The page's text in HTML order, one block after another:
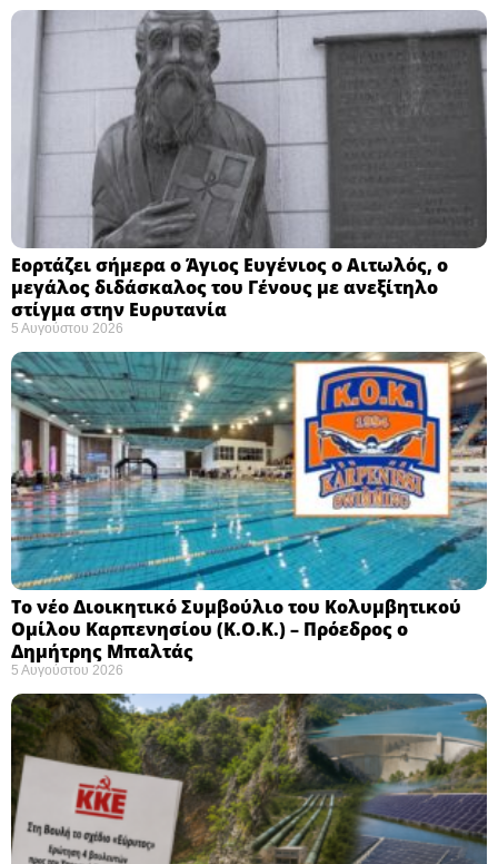
Εορτάζει σήμερα ο Άγιος Ευγένιος ο Αιτωλός, ο
μεγάλος διδάσκαλος του Γένους με ανεξίτηλο
στίγμα στην Ευρυτανία
5 Αυγούστου 2026
Το νέο Διοικητικό Συμβούλιο του Κολυμβητικού
Ομίλου Καρπενησίου (Κ.Ο.Κ.) – Πρόεδρος ο
Δημήτρης Μπαλτάς
5 Αυγούστου 2026